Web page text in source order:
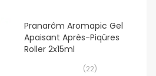
Pranarôm Aromapic Gel
Apaisant Après-Piqûres
Roller 2x15ml
(22)